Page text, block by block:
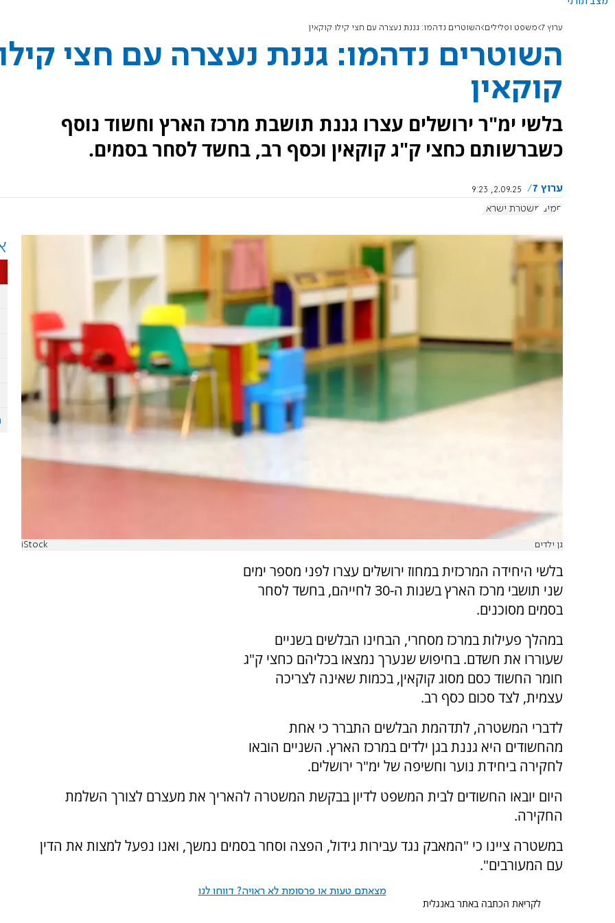
ערוץ 7 משפט ופלילים השוטרים נדהמו: גננת נעצרה עם חצי קילו קוקאין
השוטרים נדהמו: גננת נעצרה עם חצי
קוקאין
בלשי ימ"ר ירושלים עצרו גננת תושבת מרכז הארץ וחשוד נוסף
כשברשותם כחצי ק"ג קוקאין וכסף רב, בחשד לסחר בסמים.
ערוץ 7
2.09.25, 9:23
סמים משטרת ישראל
גן ילדים iStock
בלשי היחידה המרכזית במחוז ירושלים עצרו לפני מספר ימים
שני תושבי מרכז הארץ בשנות ה-30 לחייהם, בחשד לסחר
בסמים מסוכנים.
במהלך פעילות במרכז מסחרי, הבחינו הבלשים בשניים
שעוררו את חשדם. בחיפוש שנערך נמצאו בכליהם כחצי ק"ג
חומר החשוד כסם מסוג קוקאין, בכמות שאינה לצריכה
עצמית, לצד סכום כסף רב.
לדברי המשטרה, לתדהמת הבלשים התברר כי אחת
מהחשודים היא גננת בגן ילדים במרכז הארץ. השניים הובאו
לחקירה ביחידת נוער וחשיפה של ימ"ר ירושלים.
היום יובאו החשודים לבית המשפט לדיון בבקשת המשטרה להאריך את מעצרם לצורך השלמת
החקירה.
במשטרה ציינו כי "המאבק נגד עבירות גידול, הפצה וסחר בסמים נמשך, ואנו נפעל למצות את הדין
עם המעורבים".
מצאתם טעות או פרסומת לא ראויה? דווחו לנו
לקריאת הכתבה באתר באנגלית